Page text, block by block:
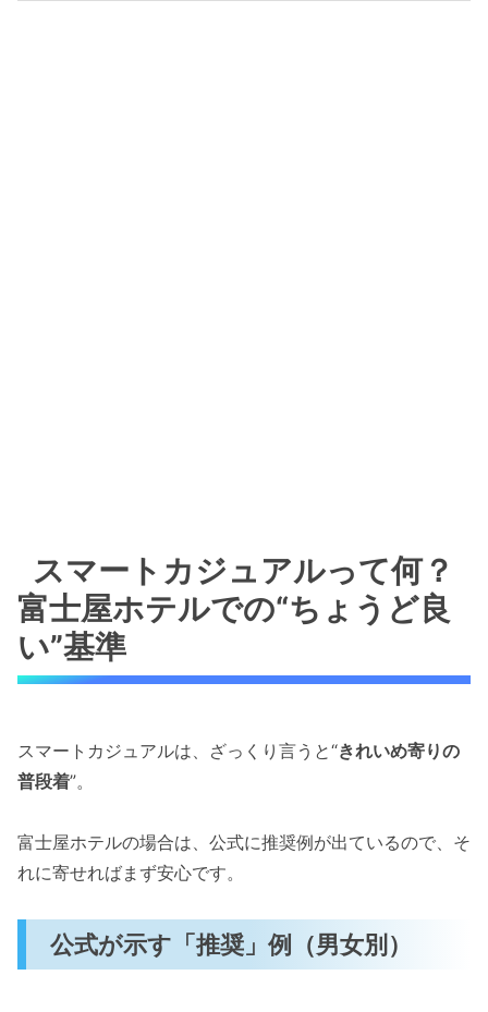
スマートカジュアルって何？
富士屋ホテルでの“ちょうど良
い”基準
スマートカジュアルは、ざっくり言うと“きれいめ寄りの
普段着”。
富士屋ホテルの場合は、公式に推奨例が出ているので、そ
れに寄せればまず安心です。
公式が示す「推奨」例（男女別）